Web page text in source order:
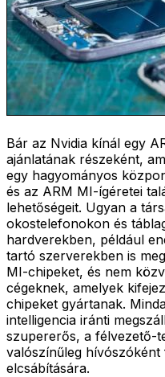
Bár az Nvidia kínál egy
ajánlatának részeként,
egy hagyományos
és az ARM MI-ígéretei
lehetőségeit. Ugyan a
okostelefonokon és
hardverekben, például
tartó szerverekben is
MI-chipeket, és nem
cégeknek, amelyek
chipeket gyártanak.
intelligencia iránti
szupererős, a félvezető-
valószínűleg
elcsábítására.